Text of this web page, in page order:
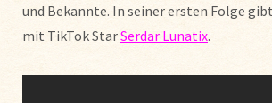
und Bekannte. In seiner ersten Folge
mit TikTok StarSerdar Lunatix.